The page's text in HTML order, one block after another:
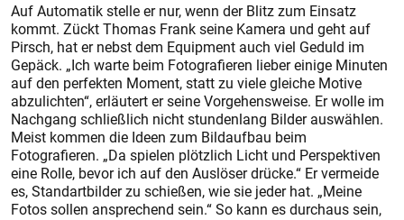
Auf Automatik stelle er nur, wenn der Blitz zum Einsatz
kommt. Zückt Thomas Frank seine Kamera und geht auf
Pirsch, hat er nebst dem Equipment auch viel Geduld im
Gepäck. „Ich warte beim Fotografieren lieber einige Minuten
auf den perfekten Moment, statt zu viele gleiche Motive
abzulichten“, erläutert er seine Vorgehensweise. Er wolle im
Nachgang schließlich nicht stundenlang Bilder auswählen.
Meist kommen die Ideen zum Bildaufbau beim
Fotografieren. „Da spielen plötzlich Licht und Perspektiven
eine Rolle, bevor ich auf den Auslöser drücke.“ Er vermeide
es, Standartbilder zu schießen, wie sie jeder hat. „Meine
Fotos sollen ansprechend sein.“ So kann es durchaus sein,